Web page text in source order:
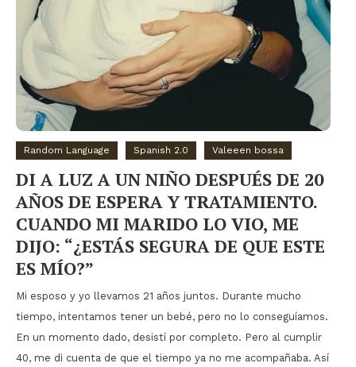
Random Language Spanish 2.0 Valeeen bossa
DI A LUZ A UN NIÑO DESPUÉS DE 20
AÑOS DE ESPERA Y TRATAMIENTO.
CUANDO MI MARIDO LO VIO, ME
DIJO: “¿ESTÁS SEGURA DE QUE ESTE
ES MÍO?”
Mi esposo y yo llevamos 21 años juntos. Durante mucho
tiempo, intentamos tener un bebé, pero no lo conseguíamos.
En un momento dado, desistí por completo. Pero al cumplir
40, me di cuenta de que el tiempo ya no me acompañaba. Así